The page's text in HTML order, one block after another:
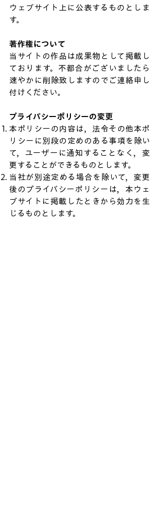
ウェブサイト上に公表するものとしま
す。
著作権について
当サイトの作品は成果物として掲載し
ております。不都合がございましたら
速やかに削除致しますのでご連絡申し
付けください。
プライバシーポリシーの変更
本ポリシーの内容は，法令その他本ポ
リシーに別段の定めのある事項を除い
て，ユーザーに通知することなく，変
更することができるものとします。
当社が別途定める場合を除いて，変更
後のプライバシーポリシーは，本ウェ
ブサイトに掲載したときから効力を生
じるものとします。